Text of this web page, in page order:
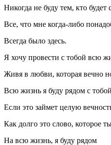
Никогда не буду тем, кто будет
Все, что мне когда-либо
Всегда было здесь.
Я хочу провести с тобой всю
Живя в любви, которая вечно
Всю жизнь я буду рядом с
Если это займет целую
Как долго это слово, которое
На всю жизнь, я буду рядом